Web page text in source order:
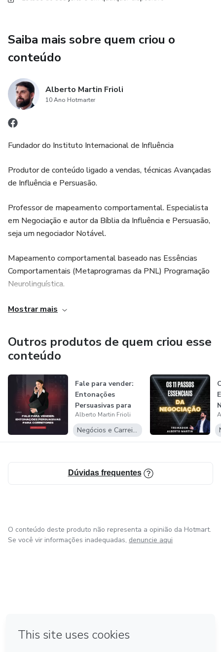
Saiba mais sobre quem criou o
conteúdo
Alberto Martin Frioli
10 Ano Hotmarter
Fundador do Instituto Internacional de Influência
Produtor de conteúdo ligado a vendas, técnicas Avançadas
de Influência e Persuasão.
Professor de mapeamento comportamental. Especialista
em Negociação e autor da Bíblia da Influência e Persuasão,
seja um negociador Notável.
Mapeamento comportamental baseado nas Essências
Comportamentais (Metaprogramas da PNL) Programação
Neurolinguística.
O padrões comportamentais encontrados na fala, são
líderes - Hierarquia.
Mostrar mais
Outros produtos de quem criou esse
conteúdo
Fale para vender:
Entonações
Persuasivas para
Corretores
Alberto Martin Frioli
Negócios e Carreira
Dúvidas frequentes
O conteúdo deste produto não representa a opinião da Hotmart.
Se você vir informações inadequadas, denuncie aqui
Feito com ❤ em Bogotá